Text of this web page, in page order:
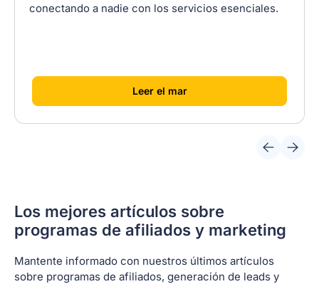
conectando a nadie con los servicios esenciales.
[Leer el mar]
Los mejores artículos sobre
programas de afiliados y marketing
Mantente informado con nuestros últimos artículos
sobre programas de afiliados, generación de leads y